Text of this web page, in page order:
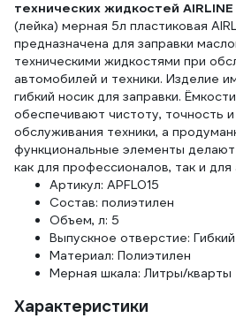
технических жидкостей AIRLINE
(лейка) мерная 5л пластиковая
предназначена для заправки
техническими жидкостями при
автомобилей и техники. Изделие
гибкий носик для заправки.
обеспечивают чистоту, точность
обслуживания техники, а
функциональные элементы
как для профессионалов, так и
Артикул: APFL015
Состав: полиэтилен
Объем, л: 5
Выпускное отверстие:
Материал: Полиэтилен
Мерная шкала: Литры/кварты
Характеристики